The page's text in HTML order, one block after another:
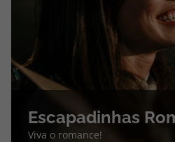
Escapadinhas
Viva o romance!